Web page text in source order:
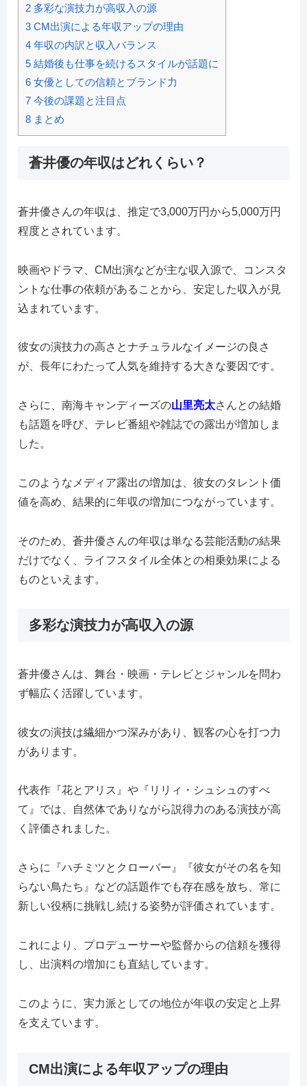
2 多彩な演技力が高収入の源
3 CM出演による年収アップの理由
4 年収の内訳と収入バランス
5 結婚後も仕事を続けるスタイルが話題に
6 女優としての信頼とブランド力
7 今後の課題と注目点
8 まとめ
蒼井優の年収はどれくらい？
蒼井優さんの年収は、推定で3,000万円から5,000万円
程度とされています。
映画やドラマ、CM出演などが主な収入源で、コンスタ
ントな仕事の依頼があることから、安定した収入が見
込まれています。
彼女の演技力の高さとナチュラルなイメージの良さ
が、長年にわたって人気を維持する大きな要因です。
さらに、南海キャンディーズの山里亮太さんとの結婚
も話題を呼び、テレビ番組や雑誌での露出が増加しま
した。
このようなメディア露出の増加は、彼女のタレント価
値を高め、結果的に年収の増加につながっています。
そのため、蒼井優さんの年収は単なる芸能活動の結果
だけでなく、ライフスタイル全体との相乗効果による
ものといえます。
多彩な演技力が高収入の源
蒼井優さんは、舞台・映画・テレビとジャンルを問わ
ず幅広く活躍しています。
彼女の演技は繊細かつ深みがあり、観客の心を打つ力
があります。
代表作『花とアリス』や『リリィ・シュシュのすべ
て』では、自然体でありながら説得力のある演技が高
く評価されました。
さらに『ハチミツとクローバー』『彼女がその名を知
らない鳥たち』などの話題作でも存在感を放ち、常に
新しい役柄に挑戦し続ける姿勢が評価されています。
これにより、プロデューサーや監督からの信頼を獲得
し、出演料の増加にも直結しています。
このように、実力派としての地位が年収の安定と上昇
を支えています。
CM出演による年収アップの理由